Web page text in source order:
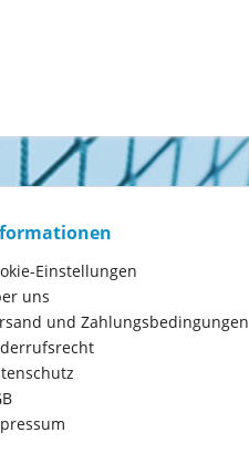
Einstellungen
uns
und Zahlungsbedingungen